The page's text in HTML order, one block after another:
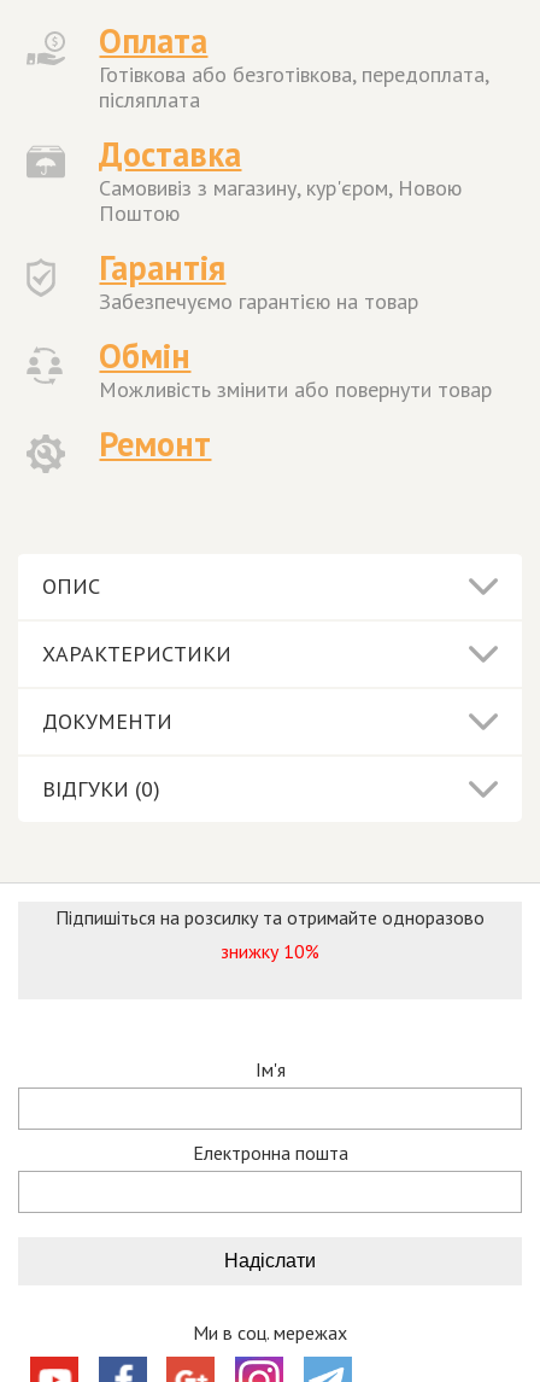
Оплата
Готівкова або безготівкова, передоплата,
післяплата
Доставка
Самовивіз з магазину, кур'єром, Новою
Поштою
Гарантія
Забезпечуємо гарантією на товар
Обмін
Можливість змінити або повернути товар
Ремонт
ОПИС
ХАРАКТЕРИСТИКИ
ДОКУМЕНТИ
ВІДГУКИ (0)
Підпишіться на розсилку та отримайте одноразово
знижку 10%
Ім'я
Електронна пошта
Ми в соц. мережах